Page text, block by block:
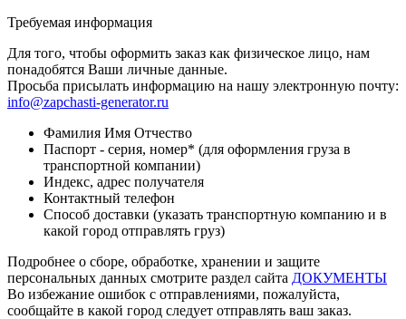
Требуемая информация
Для того, чтобы оформить заказ как физическое лицо, нам
понадобятся Ваши личные данные.
Просьба присылать информацию на нашу электронную почту:
info@zapchasti-generator.ru
Фамилия Имя Отчество
Паспорт - серия, номер* (для оформления груза в
транспортной компании)
Индекс, адрес получателя
Контактный телефон
Способ доставки (указать транспортную компанию и в
какой город отправлять груз)
Подробнее о сборе, обработке, хранении и защите
персональных данных смотрите раздел сайта ДОКУМЕНТЫ
Во избежание ошибок с отправлениями, пожалуйста,
сообщайте в какой город следует отправлять ваш заказ.